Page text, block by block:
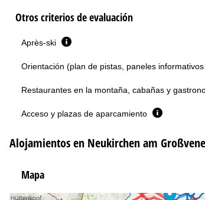
Otros criterios de evaluación
Après-ski
Orientación (plan de pistas, paneles
Restaurantes en la montaña, cabañas y
Acceso y plazas de aparcamiento
Alojamientos en Neukirchen am
Mapa